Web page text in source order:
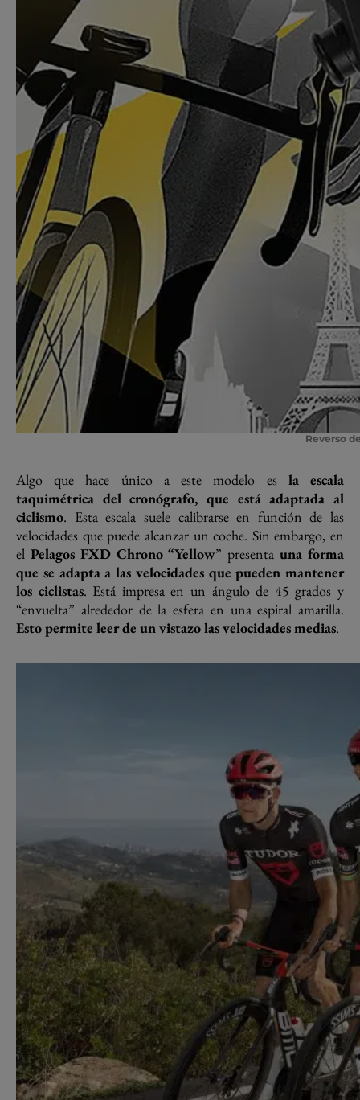
Reverso
Algo que hace único a este modelo es la escala
taquimétrica del cronógrafo, que está adaptada al
ciclismo. Esta escala suele calibrarse en función de las
velocidades que puede alcanzar un coche. Sin embargo, en
el Pelagos FXD Chrono “Yellow” presentauna forma
que se adapta a las velocidades que pueden mantener
los ciclistas. Está impresa en un ángulo de 45 grados y
“envuelta” alrededor de la esfera en una espiral amarilla.
Esto permite leer de un vistazo las velocidades medias.